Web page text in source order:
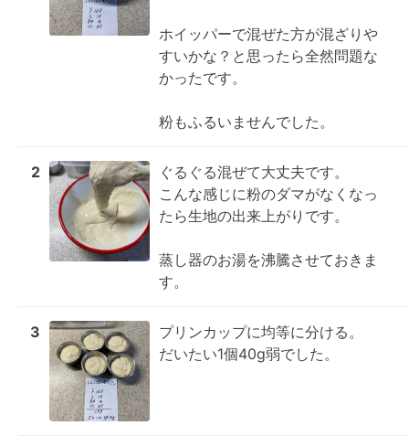
ホイッパーで混ぜた方が混ざりや
すいかな？と思ったら全然問題な
かったです。
粉もふるいませんでした。
2
ぐるぐる混ぜて大丈夫です。
こんな感じに粉のダマがなくなっ
たら生地の出来上がりです。
蒸し器のお湯を沸騰させておきま
す。
3
プリンカップに均等に分ける。
だいたい1個40g弱でした。